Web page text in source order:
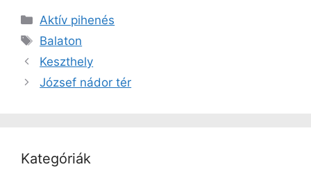
Kategória
Aktív pihenés
Címkék
Balaton
Keszthely
József nádor tér
Kategóriák